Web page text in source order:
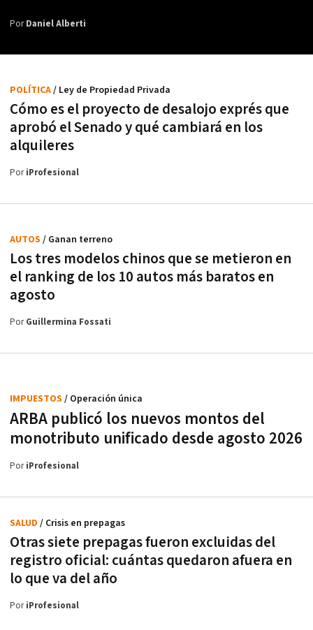
PorDaniel Alberti
Cómo es el proyecto de desalojo exprés que
aprobó el Senado y qué cambiará en los
alquileres
POLÍTICA/ Ley de Propiedad Privada
PoriProfesional
Los tres modelos chinos que se metieron en
el ranking de los 10 autos más baratos en
agosto
AUTOS / Ganan terreno
PorGuillermina Fossati
ARBA publicó los nuevos montos del
monotributo unificado desde agosto 2026
IMPUESTOS / Operación única
PoriProfesional
Otras siete prepagas fueron excluidas del
registro oficial: cuántas quedaron afuera en
lo que va del año
SALUD / Crisis en prepagas
PoriProfesional